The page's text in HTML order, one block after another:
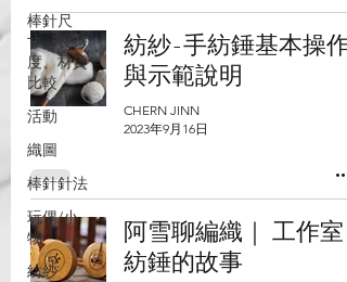
棒針尺
寸、長
度、材質
比較
活動
織圖
棒針針法
玩偶/小
物
紡紗
紡紗-手紡錘基本操作
與示範說明
CHERN JINN
2023年9月16日
阿雪聊編織｜ 工作室
紡錘的故事